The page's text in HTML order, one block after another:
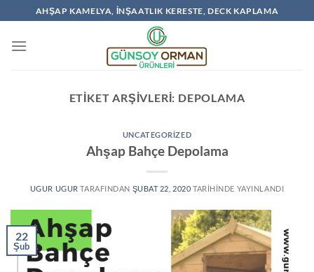
AHŞAP KAMELYA, İNŞAATLIK KERESTE, DECK KAPLAMA
ETIKET ARŞIVLERI: DEPOLAMA
UNCATEGORIZED
Ahşap Bahçe Depolama
UGUR UGUR TARAFINDAN ŞUBAT 22, 2020 TARIHINDE YAYINLANDI
22
Şub